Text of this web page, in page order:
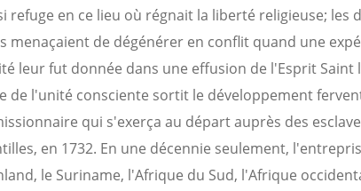
refuge en ce lieu où régnait la liberté religieuse; les
menaçaient de dégénérer en conflit quand une
leur fut donnée dans une effusion de l'Esprit Saint
de l'unité consciente sortit le développement
qui s'exerça au départ auprès des
en 1732. En une décennie seulement,
le Suriname, l'Afrique du Sud, l'Afrique